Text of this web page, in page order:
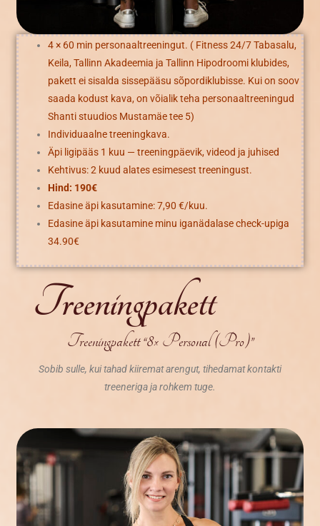
4 × 60 min personaaltreeningut. ( Fitness 24/7 Tabasalu,
Keila, Tallinn Akadeemia ja Tallinn Hipodroomi klubides,
pakett ei sisalda sissepääsu sõpordiklubisse. Kui on soov
saada kodust kava, on võialik teha personaaltreeningud
Shanti stuudios Mustamäe tee 5)
Individuaalne treeningkava.
Äpi ligipääs 1 kuu — treeningpäevik, videod ja juhised
Kehtivus: 2 kuud alates esimesest treeningust.
Hind: 190€
Edasine äpi kasutamine: 7,90 €/kuu.
Edasine äpi kasutamine minu iganädalase check-upiga
34.90€
Treeningpakett
Treeningpakett “8× Personal (Pro)”
Sobib sulle, kui tahad kiiremat arengut, tihedamat kontakti
treeneriga ja rohkem tuge.